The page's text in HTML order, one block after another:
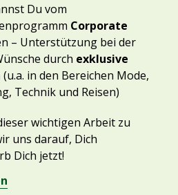
Du vom
Corporate
– Unterstützung bei der
durch exklusive
(u.a. in den Bereichen Mode,
Technik und Reisen)
wichtigen Arbeit zu
uns darauf, Dich
Dich jetzt!